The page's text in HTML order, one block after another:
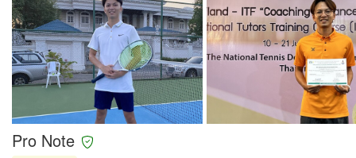
Pro Note